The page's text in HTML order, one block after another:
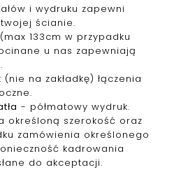
i wydruku zapewni
ścianie.
133cm w przypadku
u nas zapewniają
(nie na zakładkę) łączenia
- półmatowy wydruk.
określoną szerokość oraz
zamówienia określonego
kadrowania
do akceptacji.